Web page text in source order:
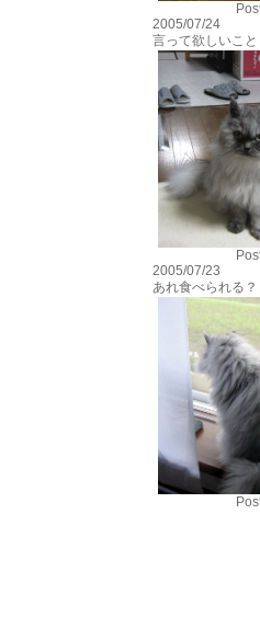
2005/07/24
言って欲しいこ
2005/07/23
あれ食べられる？